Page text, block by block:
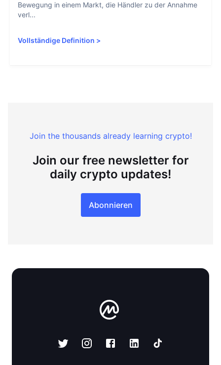
Bewegung in einem Markt, die Händler zu der Annahme
verl...
Vollständige Definition >
Join the thousands already learning crypto!
Join our free newsletter for
daily crypto updates!
Abonnieren